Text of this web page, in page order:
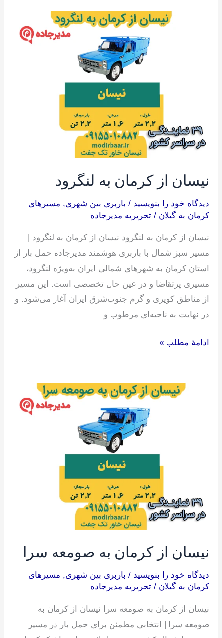
نیسان از کرمان به لنگرود
دیدگاه‌ خود را بنویسید / باربری بین شهری, مسیرهای
کرمان به گیلان /تحریریه مدیرجاده
نیسان از کرمان به لنگرود نیسان از کرمان به لنگرود |
مسیر سبز شمال با باربری هوشمند مدیرجاده حمل بار از
استان کرمان به شهرهای شمالی ایران به‌ویژه لنگرود،
مسیری پرتقاضا و در عین حال تخصصی است. این مسیر
از مناطق کویری و گرم جنوب‌شرق ایران آغاز می‌شود. و
در نهایت به ناحیه‌ای مرطوب و
ادامۀ مطلب »
نیسان از کرمان به صومعه سرا
دیدگاه‌ خود را بنویسید / باربری بین شهری, مسیرهای
کرمان به گیلان /تحریریه مدیرجاده
نیسان از کرمان به صومعه سرا نیسان از کرمان به
صومعه سرا | انتخابی مطمئن برای حمل بار در مسیر